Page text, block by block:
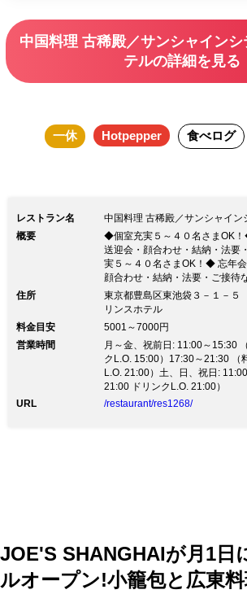
中国料理 古稀殿／サンシャイン
テルの詳細を見る
一休 Hotpepper 食べログ
レストラン名
中国料理 古稀殿／サンシャイン
概要
◆個室充実５～４０名さまOK
送迎会・顔合わせ・結納・法要
実５～４０名さまOK！◆ 忘年会
顔合わせ・結納・法要・ご接待
シティプリンスホテル内のレス
ごゆっくりとお過ごしください
ビス♪ ■法要：コース全8～9品、
リンクサービス。 ■個室：10名
5～40名さままでOK! ■飲み放
飲み放題付き￥6,000(消費税・
住所
東京都豊島区東池袋３－１－
リンスホテル
料金目安
5001～7000円
営業時間
月～金、祝前日: 11:00～15:30
クL.O. 15:00）17:30～21:30 （
L.O. 21:00）土、日、祝日:
21:00 ドリンクL.O. 21:00）
URL
/restaurant/res1268/
JOE'S SHANGHAIが月1日
ルオープン!小籠包と広東